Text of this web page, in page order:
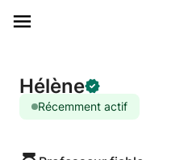
Hélène
Récemment actif